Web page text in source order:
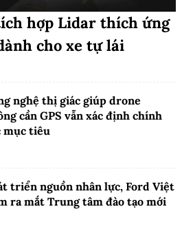
hợp Lidar thích ứng
cho xe tự lái
nghệ thị giác giúp drone
cần GPS vẫn xác định chính
mục tiêu
triển nguồn nhân lực, Ford Việt
ra mắt Trung tâm đào tạo mới